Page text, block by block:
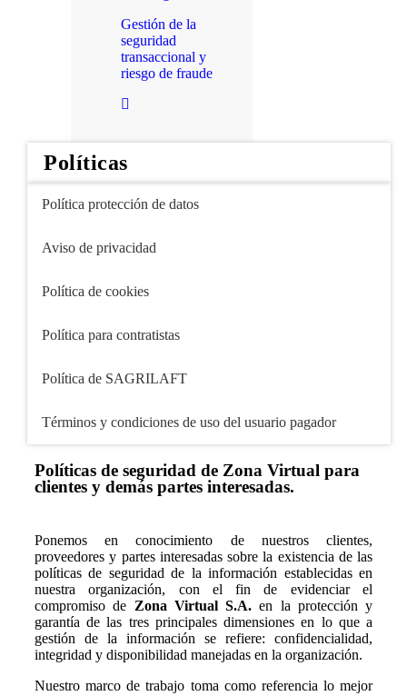
Gestión de la
seguridad
transaccional y
riesgo de fraude
Políticas
Política protección de datos
Aviso de privacidad
Política de cookies
Política para contratistas
Política de SAGRILAFT
Términos y condiciones de uso del usuario pagador
Políticas de seguridad de Zona Virtual para
clientes y demás partes interesadas.
Ponemos en conocimiento de nuestros clientes,
proveedores y partes interesadas sobre la existencia de las
políticas de seguridad de la información establecidas en
nuestra organización, con el fin de evidenciar el
compromiso de Zona Virtual S.A. en la protección y
garantía de las tres principales dimensiones en lo que a
gestión de la información se refiere: confidencialidad,
integridad y disponibilidad manejadas en la organización.
Nuestro marco de trabajo toma como referencia lo mejor